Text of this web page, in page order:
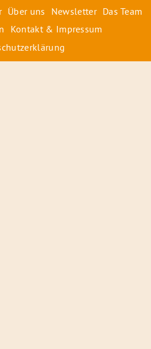
Über uns Newsletter Das Team
Kontakt & Impressum